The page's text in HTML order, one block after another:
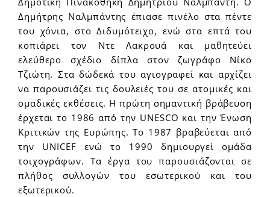
Δημήτρης Ναλμπάντης έπιασε πινέλο στα πέντε
του χόνια, στο Διδυμότειχο, ενώ στα επτά του
κοπιάρει τον Ντε Λακρουά και μαθητεύει
ελεύθερο σχέδιο δίπλα στον ζωγράφο Νίκο
Τζιώτη. Στα δώδεκά του αγιογραφεί και αρχίζει
να παρουσιάζει τις δουλειές του σε ατομικές και
ομαδικές εκθέσεις. Η πρώτη σημαντική βράβευση
έρχεται το 1986 από την UNESCO και την Ένωση
Κριτικών της Ευρώπης. Το 1987 βραβεύεται από
την UNICEF ενώ το 1990 δημιουργεί ομάδα
τοιχογράφων. Τα έργα του παρουσιάζονται σε
πλήθος συλλογών του εσωτερικού και του
εξωτερικού.